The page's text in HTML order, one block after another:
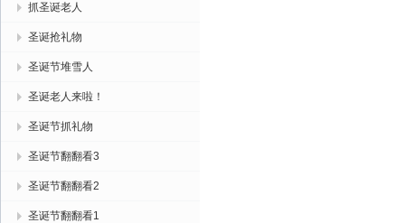
抓圣诞老人
圣诞抢礼物
圣诞节堆雪人
圣诞老人来啦！
圣诞节抓礼物
圣诞节翻翻看3
圣诞节翻翻看2
圣诞节翻翻看1